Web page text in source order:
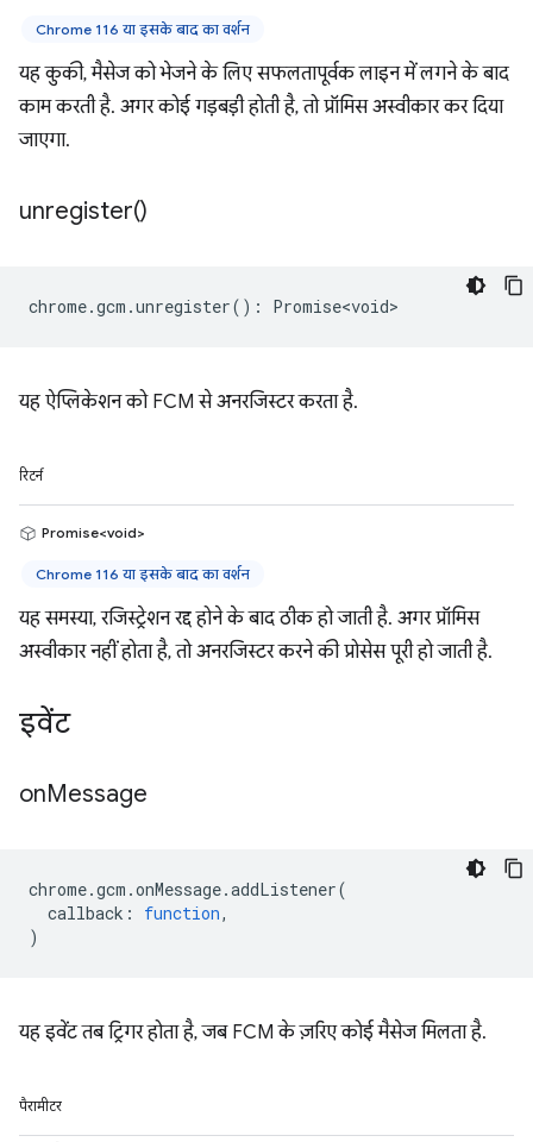
Chrome 116 या इसके बाद का वर्शन
यह कुकी, मैसेज को भेजने के लिए सफलतापूर्वक लाइन में लगने के बाद
काम करती है. अगर कोई गड़बड़ी होती है, तो प्रॉमिस अस्वीकार कर दिया
जाएगा.
unregister()
chrome.gcm .unregister() : Promise<void>
यह ऐप्लिकेशन को FCM से अनरजिस्टर करता है.
रिटर्न
Promise<void>
Chrome 116 या इसके बाद का वर्शन
यह समस्या, रजिस्ट्रेशन रद्द होने के बाद ठीक हो जाती है. अगर प्रॉमिस
अस्वीकार नहीं होता है, तो अनरजिस्टर करने की प्रोसेस पूरी हो जाती है.
इवेंट
onMessage
chrome.gcm .onMessage.addListener(
callback : function,
)
यह इवेंट तब ट्रिगर होता है, जब FCM के ज़रिए कोई मैसेज मिलता है.
पैरामीटर